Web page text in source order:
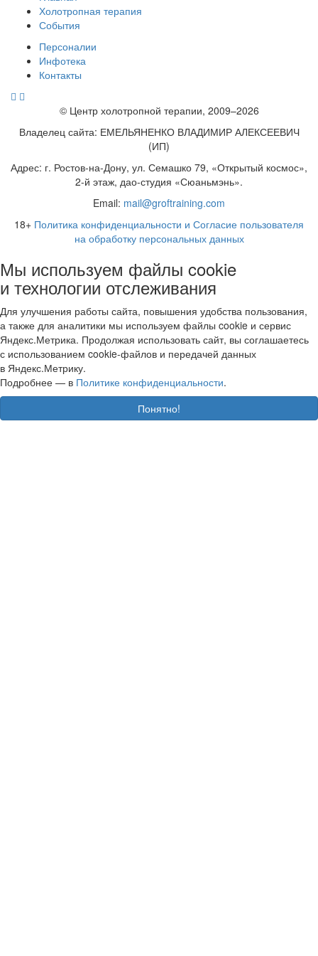
Холотропная терапия
События
Персоналии
Инфотека
Контакты
© Центр холотропной терапии, 2009–2026
Владелец сайта: ЕМЕЛЬЯНЕНКО ВЛАДИМИР АЛЕКСЕЕВИЧ
(ИП)
Адрес: г. Ростов-на-Дону, ул. Семашко 79, «Открытый космос»,
2-й этаж, дао-студия «Сюаньмэнь».
Email: mail@groftraining.com
18+ Политика конфиденциальности и Согласие пользователя
на обработку персональных данных
Мы используем файлы cookie
и технологии отслеживания
Для улучшения работы сайта, повышения удобства пользования,
а также для аналитики мы используем файлы cookie и сервис
Яндекс.Метрика. Продолжая использовать сайт, вы соглашаетесь
с использованием cookie-файлов и передачей данных
в Яндекс.Метрику.
Подробнее — в Политике конфиденциальности.
Понятно!